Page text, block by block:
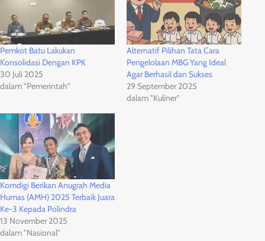
Pemkot Batu Lakukan
Konsolidasi Dengan KPK
30 Juli 2025
dalam "Pemerintah"
Alternatif Pilihan Tata Cara
Pengelolaan MBG Yang Ideal
Agar Berhasil dan Sukses
29 September 2025
dalam "Kuliner"
Komdigi Berikan Anugrah Media
Humas (AMH) 2025 Terbaik Juara
Ke-3 Kepada Polindra
13 November 2025
dalam "Nasional"